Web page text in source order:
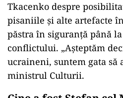
Tkacenko despre
pisaniile și alte artefacte
păstra în siguranță până
conflictului. „Așteptăm
ucraineni, suntem gata să
ministrul Culturii.